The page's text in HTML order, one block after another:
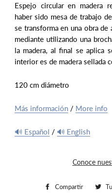
Espejo circular en madera
haber sido mesa de trabajo
se transforma en una obra de
mediante utilizando una
la madera, al final se aplica
interior es de madera sellada
120 cm diámetro
Más información / More info
🔊 Español / 🔊 English
Conoce
Compartir